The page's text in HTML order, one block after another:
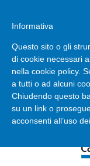
Informativa
Questo sito o gli
di cookie necessari
nella cookie policy.
a tutti o ad alcuni
Chiudendo questo
su un link o
acconsenti all’uso